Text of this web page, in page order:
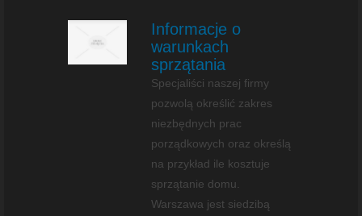
Informacje o
warunkach
sprzątania
Specjaliści naszej firmy
pozwolą określić zakres
niezbędnych prac
porządkowych oraz określą
na przykład ile kosztuje
sprzątanie domu.
Warszawa jest siedzibą